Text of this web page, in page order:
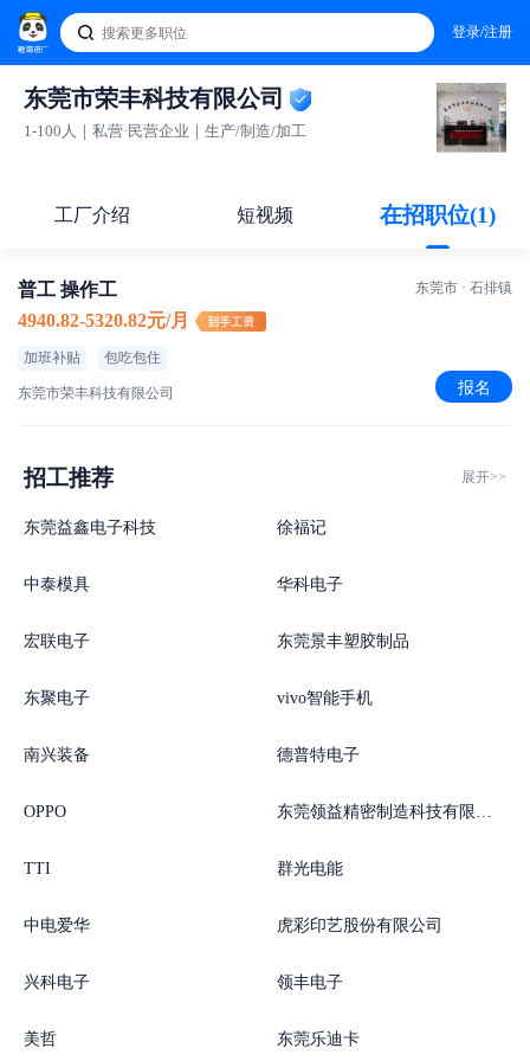
登录/注册
东莞市荣丰科技有限公司
1-100人｜私营·民营企业｜生产/制造/加工
工厂介绍 短视频 在招职位(1)
普工 操作工
4940.82-5320.82元/月
加班补贴 包吃包住
东莞市荣丰科技有限公司
东莞市 · 石排镇
报名
招工推荐 展开>>
东莞益鑫电子科技 徐福记
中泰模具 华科电子
宏联电子 东莞景丰塑胶制品
东聚电子 vivo智能手机
南兴装备 德普特电子
OPPO 东莞领益精密制造科技有限公司
TTI 群光电能
中电爱华 虎彩印艺股份有限公司
兴科电子 领丰电子
美哲 东莞乐迪卡